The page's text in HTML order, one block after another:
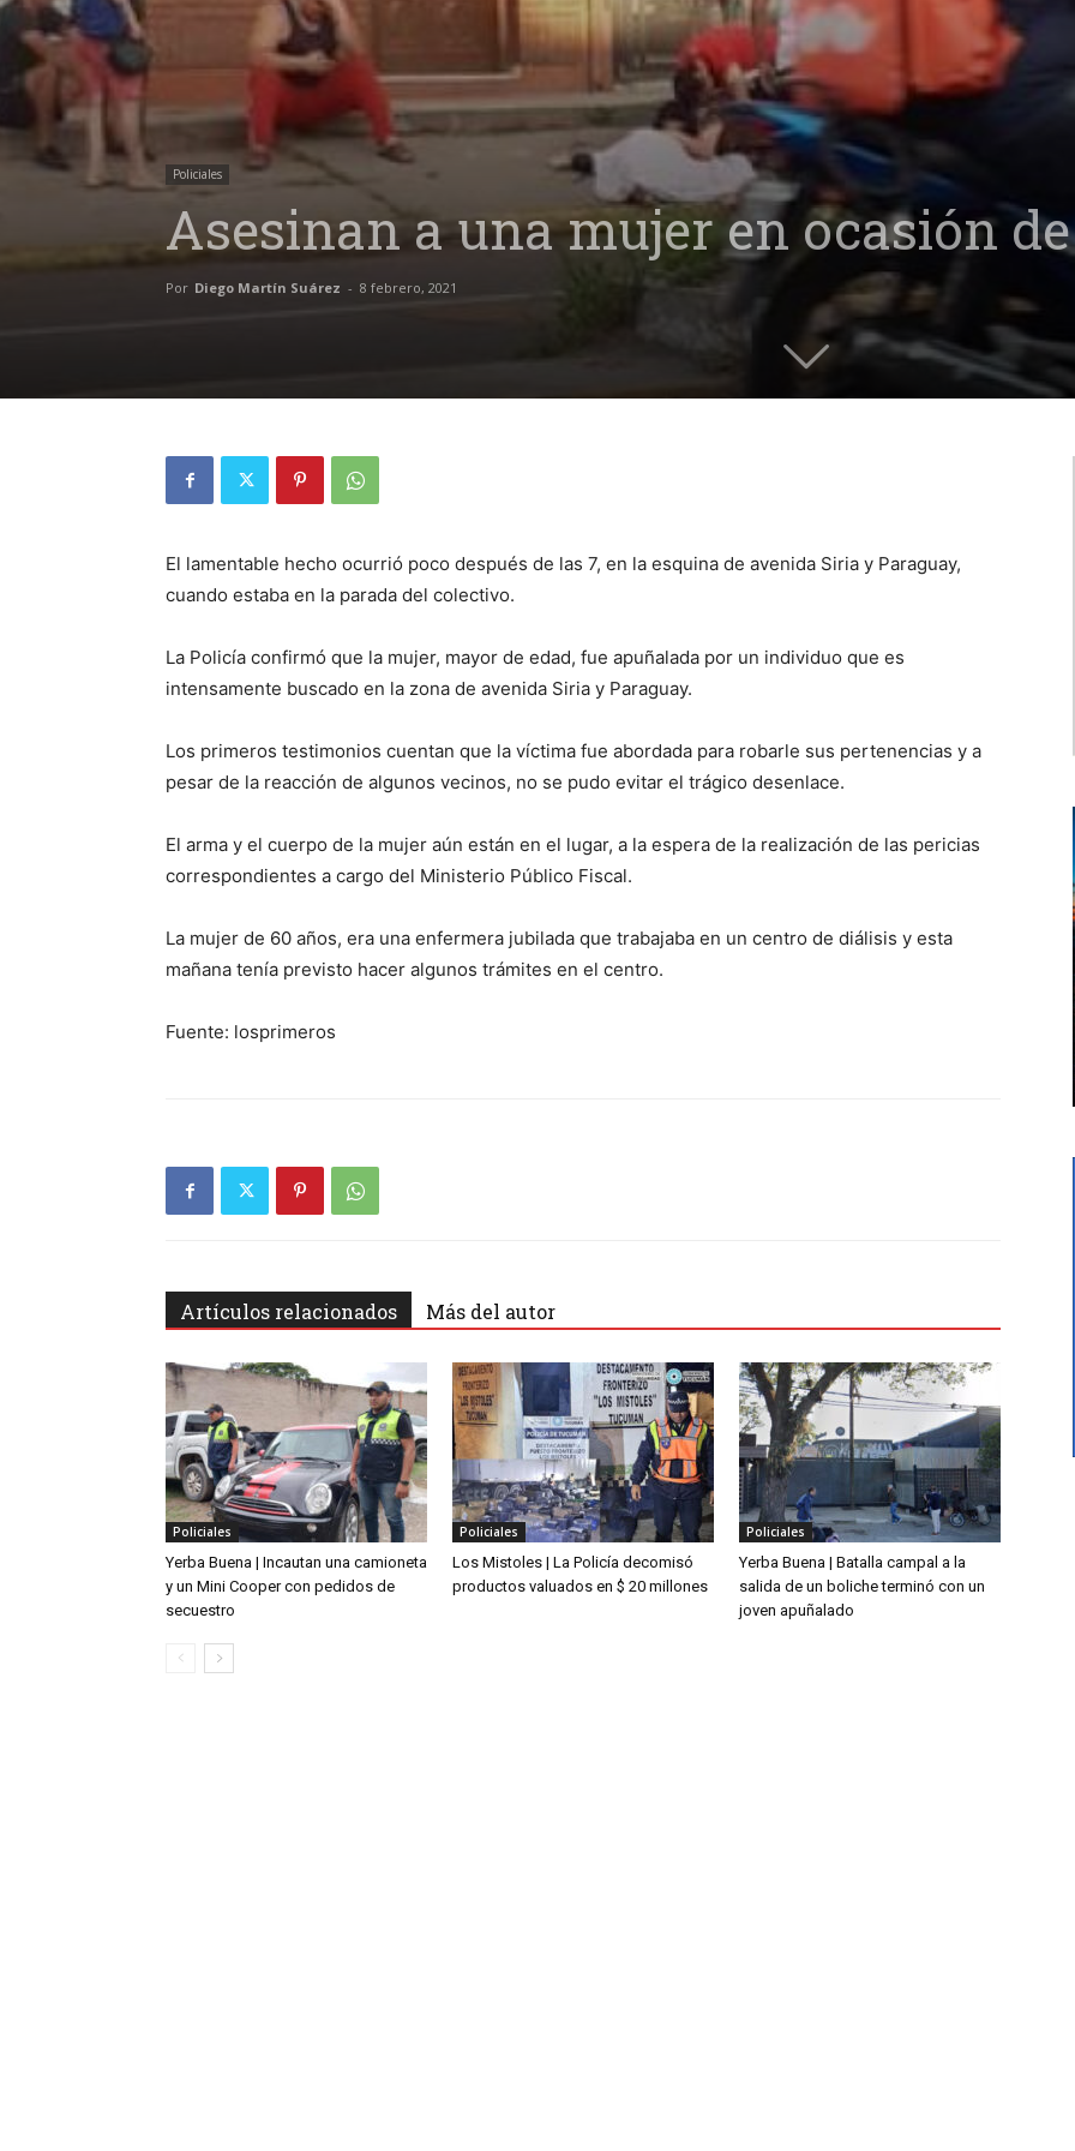
Policiales
Asesinan a una mujer en ocasión
Por Diego Martín Suárez - 8 febrero, 2021
El lamentable hecho ocurrió poco después de las 7, en la esquina de avenida Siria y Paraguay,
cuando estaba en la parada del colectivo.
La Policía confirmó que la mujer, mayor de edad, fue apuñalada por un individuo que es
intensamente buscado en la zona de avenida Siria y Paraguay.
Los primeros testimonios cuentan que la víctima fue abordada para robarle sus pertenencias y a
pesar de la reacción de algunos vecinos, no se pudo evitar el trágico desenlace.
El arma y el cuerpo de la mujer aún están en el lugar, a la espera de la realización de las pericias
correspondientes a cargo del Ministerio Público Fiscal.
La mujer de 60 años, era una enfermera jubilada que trabajaba en un centro de diálisis y esta
mañana tenía previsto hacer algunos trámites en el centro.
Fuente: losprimeros
Artículos relacionados Más del autor
Policiales
Yerba Buena | Incautan una camioneta
y un Mini Cooper con pedidos de
secuestro
Policiales
Los Mistoles | La Policía decomisó
productos valuados en $ 20 millones
Policiales
Yerba Buena | Batalla campal a la
salida de un boliche terminó con un
joven apuñalado